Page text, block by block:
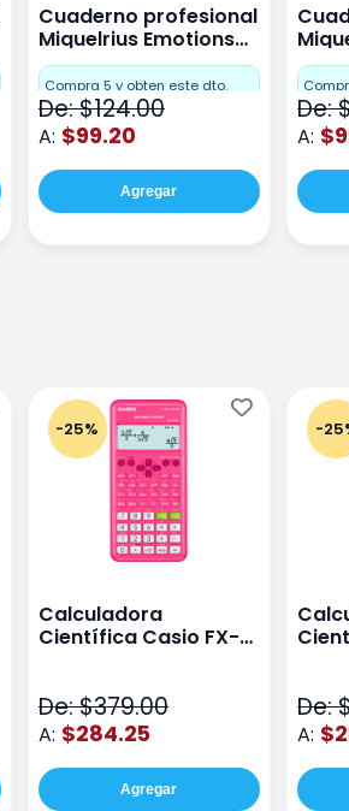
Cuaderno profesional
Miquelrius Emotions
Dots 80 hojas
Compra 5 y obten este dto.
De: $124.00
A: $99.20
Agregar
De:
A:
-25%
Calculadora
Científica Casio FX-
De: $379.00
A: $284.25
Agregar
-
De:
A: